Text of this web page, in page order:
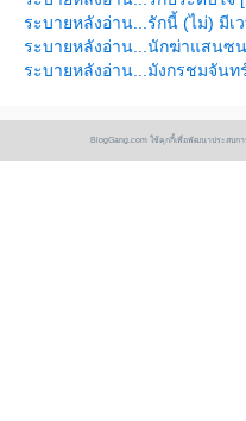
ระบายหลังอ่าน...รักนี้ (ไม่) มีเ
ระบายหลังอ่าน...นักฆ่าแสนซน
ระบายหลังอ่าน...มังกรชมจันท
23 มีนาคม 2555
BlogGang.com ใช้คุกกี้เพื่อพัฒนาประสบก